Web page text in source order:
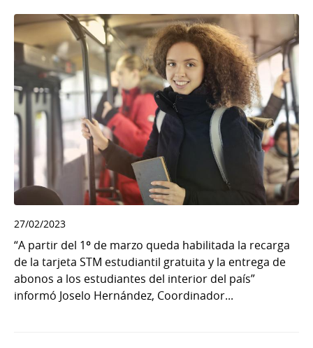
27/02/2023
“A partir del 1º de marzo queda habilitada la recarga
de la tarjeta STM estudiantil gratuita y la entrega de
abonos a los estudiantes del interior del país”
informó Joselo Hernández, Coordinador...